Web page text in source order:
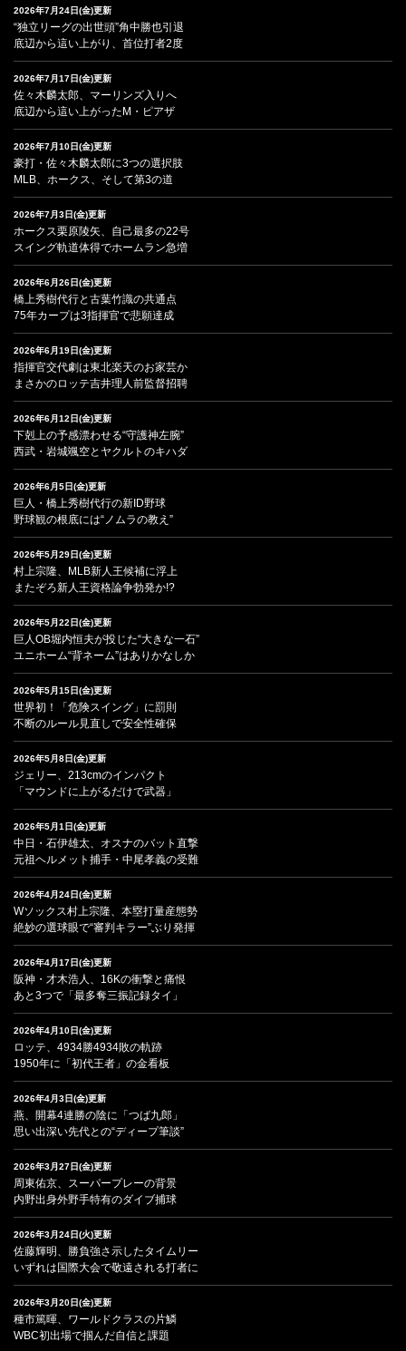
2026年7月24日(金)更新
“独立リーグの出世頭”角中勝也引退
底辺から這い上がり、首位打者2度
2026年7月17日(金)更新
佐々木麟太郎、マーリンズ入りへ
底辺から這い上がったM・ピアザ
2026年7月10日(金)更新
豪打・佐々木麟太郎に3つの選択肢
MLB、ホークス、そして第3の道
2026年7月3日(金)更新
ホークス栗原陵矢、自己最多の22号
スイング軌道体得でホームラン急増
2026年6月26日(金)更新
橋上秀樹代行と古葉竹識の共通点
75年カープは3指揮官で悲願達成
2026年6月19日(金)更新
指揮官交代劇は東北楽天のお家芸か
まさかのロッテ吉井理人前監督招聘
2026年6月12日(金)更新
下剋上の予感漂わせる“守護神左腕”
西武・岩城颯空とヤクルトのキハダ
2026年6月5日(金)更新
巨人・橋上秀樹代行の新ID野球
野球観の根底には“ノムラの教え”
2026年5月29日(金)更新
村上宗隆、MLB新人王候補に浮上
またぞろ新人王資格論争勃発か!?
2026年5月22日(金)更新
巨人OB堀内恒夫が投じた“大きな一石”
ユニホーム“背ネーム”はありかなしか
2026年5月15日(金)更新
世界初！「危険スイング」に罰則
不断のルール見直しで安全性確保
2026年5月8日(金)更新
ジェリー、213cmのインパクト
「マウンドに上がるだけで武器」
2026年5月1日(金)更新
中日・石伊雄太、オスナのバット直撃
元祖ヘルメット捕手・中尾孝義の受難
2026年4月24日(金)更新
Wソックス村上宗隆、本塁打量産態勢
絶妙の選球眼で“審判キラー”ぶり発揮
2026年4月17日(金)更新
阪神・才木浩人、16Kの衝撃と痛恨
あと3つで「最多奪三振記録タイ」
2026年4月10日(金)更新
ロッテ、4934勝4934敗の軌跡
1950年に「初代王者」の金看板
2026年4月3日(金)更新
燕、開幕4連勝の陰に「つば九郎」
思い出深い先代との“ディープ筆談”
2026年3月27日(金)更新
周東佑京、スーパープレーの背景
内野出身外野手特有のダイブ捕球
2026年3月24日(火)更新
佐藤輝明、勝負強さ示したタイムリー
いずれは国際大会で敬遠される打者に
2026年3月20日(金)更新
種市篤暉、ワールドクラスの片鱗
WBC初出場で掴んだ自信と課題